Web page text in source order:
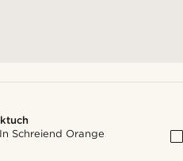
Schreiend Orange